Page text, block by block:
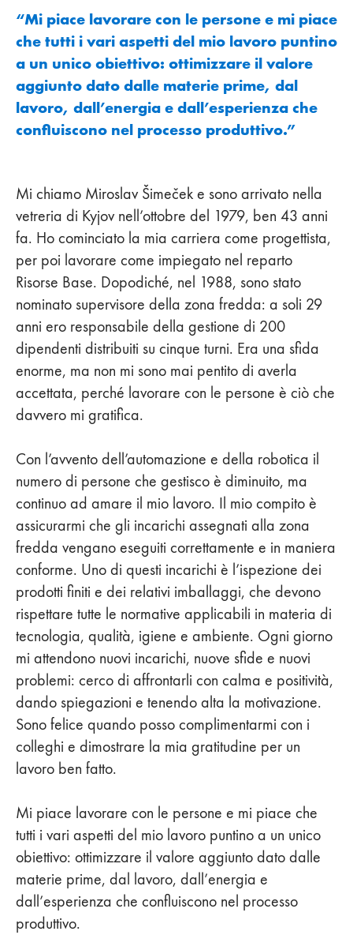
“Mi piace lavorare con le persone e mi piace
che tutti i vari aspetti del mio lavoro puntino
a un unico obiettivo: ottimizzare il valore
aggiunto dato dalle materie prime, dal
lavoro, dall’energia e dall’esperienza che
confluiscono nel processo produttivo.”
Mi chiamo Miroslav Šimeček e sono arrivato nella
vetreria di Kyjov nell’ottobre del 1979, ben 43 anni
fa. Ho cominciato la mia carriera come progettista,
per poi lavorare come impiegato nel reparto
Risorse Base. Dopodiché, nel 1988, sono stato
nominato supervisore della zona fredda: a soli 29
anni ero responsabile della gestione di 200
dipendenti distribuiti su cinque turni. Era una sfida
enorme, ma non mi sono mai pentito di averla
accettata, perché lavorare con le persone è ciò che
davvero mi gratifica.
Con l’avvento dell’automazione e della robotica il
numero di persone che gestisco è diminuito, ma
continuo ad amare il mio lavoro. Il mio compito è
assicurarmi che gli incarichi assegnati alla zona
fredda vengano eseguiti correttamente e in maniera
conforme. Uno di questi incarichi è l’ispezione dei
prodotti finiti e dei relativi imballaggi, che devono
rispettare tutte le normative applicabili in materia di
tecnologia, qualità, igiene e ambiente. Ogni giorno
mi attendono nuovi incarichi, nuove sfide e nuovi
problemi: cerco di affrontarli con calma e positività,
dando spiegazioni e tenendo alta la motivazione.
Sono felice quando posso complimentarmi con i
colleghi e dimostrare la mia gratitudine per un
lavoro ben fatto.
Mi piace lavorare con le persone e mi piace che
tutti i vari aspetti del mio lavoro puntino a un unico
obiettivo: ottimizzare il valore aggiunto dato dalle
materie prime, dal lavoro, dall’energia e
dall’esperienza che confluiscono nel processo
produttivo.